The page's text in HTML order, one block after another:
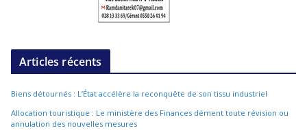
Articles récents
Biens détournés : L’État accélère la reconquête de son tissu industriel
Allocation touristique : Le ministère des Finances dément toute révision ou
annulation des nouvelles mesures